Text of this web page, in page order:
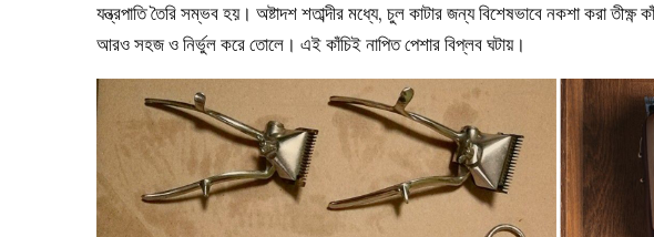
যন্ত্রপাতি তৈরি সম্ভব হয়। অষ্টাদশ শতাব্দীর মধ্যে, চুল কাটার জন্য বিশেষভাবে নকশা করা
আরও সহজ ও নির্ভুল করে তোলে। এই কাঁচিই নাপিত পেশার বিপ্লব ঘটায়।